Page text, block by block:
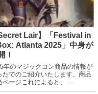
Secret Lair】「Festival in
Atlanta 2025」中身が
！
年のマジックコン商品の情報が
たでのご紹介いたします。商品
ページこれによると、
シーズンにて